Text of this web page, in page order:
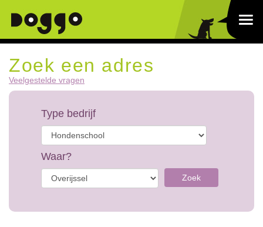
Zoek een adres
Veelgestelde vragen
Type bedrijf
Waar?
Zoek